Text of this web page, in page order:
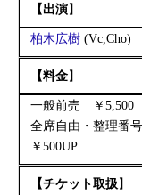
【出演】
柏木広樹 (Vc,Cho)
【料金】
一般前売 ￥5,500
全席自由・整理番
￥500UP
【チケット取扱 】